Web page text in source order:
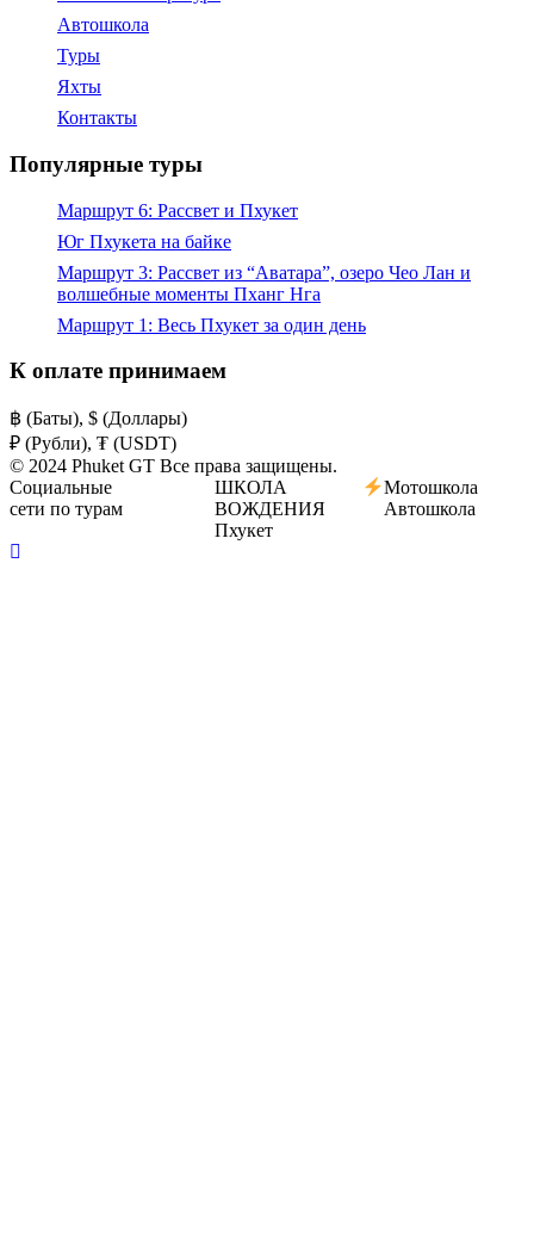
Автошкола
Туры
Яхты
Контакты
Популярные туры
Маршрут 6: Рассвет и Пхукет
Юг Пхукета на байке
Маршрут 3: Рассвет из “Аватара”, озеро Чео Лан и
волшебные моменты Пханг Нга
Маршрут 1: Весь Пхукет за один день
К оплате принимаем
฿ (Баты), $ (Доллары)
₽ (Рубли), ₮ (USDT)
© 2024 Phuket GT Все права защищены.
Социальные
сети по турам
ШКОЛА
ВОЖДЕНИЯ
Пхукет
Мотошкола
Автошкола